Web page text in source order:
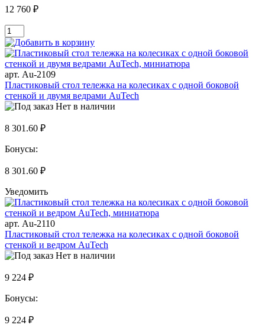
12 760 ₽
арт. Au-2109
Пластиковый стол тележка на колесиках с одной боковой
стенкой и двумя ведрами AuTech
Нет в наличии
8 301.60 ₽
Бонусы:
8 301.60 ₽
Уведомить
арт. Au-2110
Пластиковый стол тележка на колесиках с одной боковой
стенкой и ведром AuTech
Нет в наличии
9 224 ₽
Бонусы:
9 224 ₽